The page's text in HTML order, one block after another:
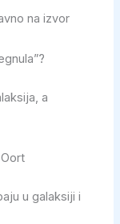
na izvor
a
u galaksiji i